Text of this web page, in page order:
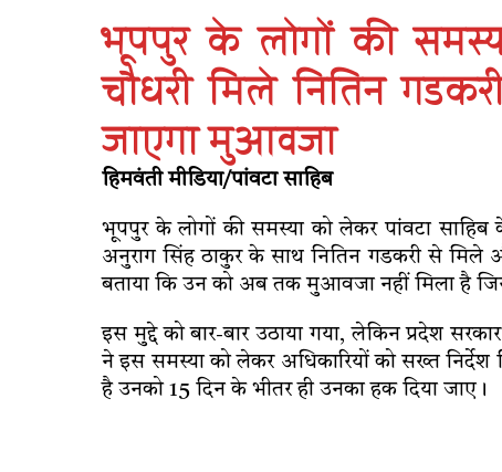
भूपपुर के लोगों की
चौधरी मिले नितिन
जाएगा मुआवजा
हिमवंती मीडिया/पांवटा साहिब
भूपपुर के लोगों की समस्या को लेकर पांवटा साहिब
अनुराग सिंह ठाकुर के साथ नितिन गडकरी से मिले
बताया कि उन को अब तक मुआवजा नहीं मिला है
इस मुद्दे को बार-बार उठाया गया, लेकिन प्रदेश
ने इस समस्या को लेकर अधिकारियों को सख्त निर्देश
है उनको 15 दिन के भीतर ही उनका हक दिया जाए।